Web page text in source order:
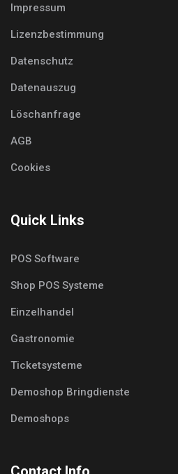
Impressum
Lizenzbestimmung
Datenschutz
Datenauszug
Löschanfrage
AGB
Cookies
Quick Links
POS Software
Shop POS Systeme
Einzelhandel
Gastronomie
Ticketsysteme
Demoshop Bringdienste
Demoshops